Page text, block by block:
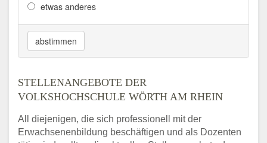
VOLKSHOCHSCHULE
Adresse: Amtsgerichtstraße 6 - 8, 94209
KREIS-VOLKSHOCHSCHULE
ORTENAU
etwas anderes
abstimmen
STELLENANGEBOTE DER
VOLKSHOCHSCHULE WÖRTH AM RHEIN
All diejenigen, die sich professionell mit der
Erwachsenenbildung beschäftigen und als Dozenten